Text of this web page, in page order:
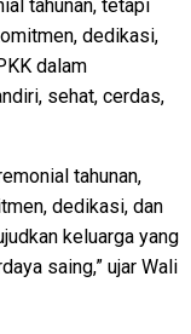
tahunan, tetapi
dedikasi,
dalam
sehat, cerdas,
tahunan,
dedikasi, dan
keluarga yang
saing,” ujar Wali